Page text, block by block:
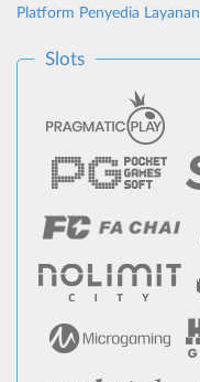
Platform Penyedia Layanan
Slots